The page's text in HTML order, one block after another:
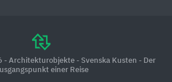
- Architekturobjekte - Svenska Kusten - Der
einer Reise